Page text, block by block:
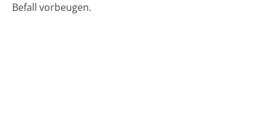
Befall vorbeugen.